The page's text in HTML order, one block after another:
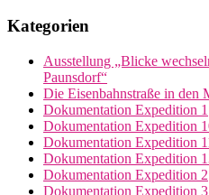
Kategorien
Ausstellung „Blicke
Paunsdorf“
Die Eisenbahnstraße in den
Dokumentation Expedition 1
Dokumentation Expedition
Dokumentation Expedition
Dokumentation Expedition
Dokumentation Expedition 2
Dokumentation Expedition 3